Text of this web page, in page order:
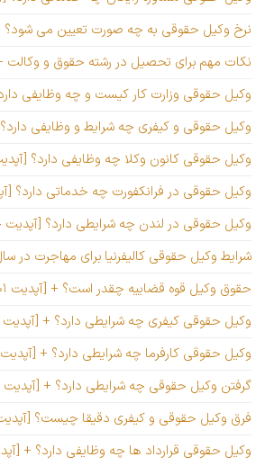
نرخ وکیل حقوقی به چه صورت تعیین می شود؟
نکات مهم برای تحصیل در رشته حقوق و وکالت
وکیل حقوقی وزارت کار کیست و چه وظایفی
وکیل حقوقی و کیفری چه شرایط و وظایفی
وکیل حقوقی کانون وکلا چه وظایفی دارد؟
وکیل حقوقی در فرانکفورت چه خدماتی دارد؟
وکیل حقوقی در لندن چه شرایطی دارد؟ [آپدیت
شرایط وکیل حقوقی کالیفرنیا برای مهاجرت در سال
حقوق وکیل قوه قضاییه چقدر است؟ + [آپدیت ۱۴۰۱]
وکیل حقوقی کیفری چه شرایطی دارد؟ +
وکیل حقوقی کارفرما چه شرایطی دارد؟ +
گرفتن وکیل حقوقی چه شرایطی دارد؟ +
فرق وکیل حقوقی و کیفری دقیقا چیست؟
وکیل حقوقی قرارداد ها چه وظایفی دارد؟ +